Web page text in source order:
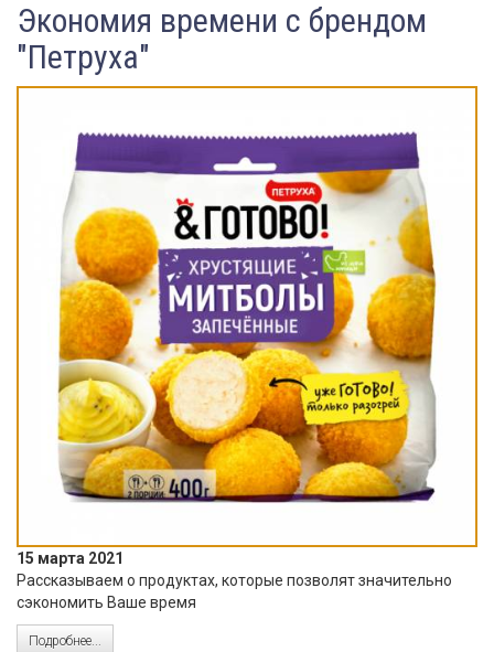
Экономия времени с брендом
"Петруха"
15 марта 2021
Рассказываем о продуктах, которые позволят значительно
сэкономить Ваше время
Подробнее...